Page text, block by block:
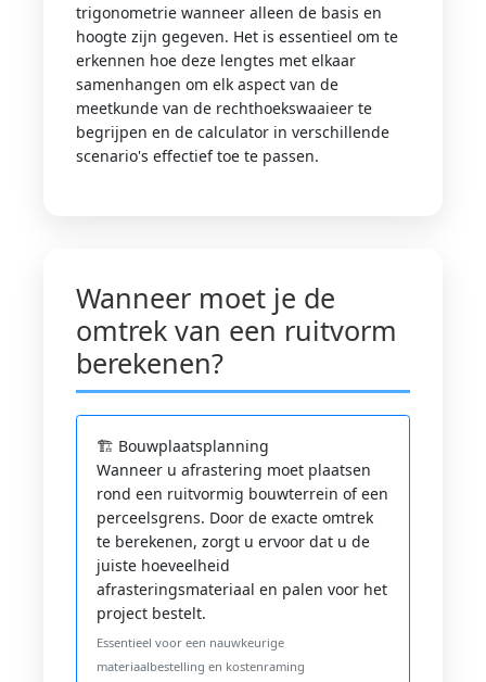
trigonometrie wanneer alleen de basis en
hoogte zijn gegeven. Het is essentieel om te
erkennen hoe deze lengtes met elkaar
samenhangen om elk aspect van de
meetkunde van de rechthoekswaaieer te
begrijpen en de calculator in verschillende
scenario's effectief toe te passen.
Wanneer moet je de
omtrek van een ruitvorm
berekenen?
🏗️ Bouwplaatsplanning
Wanneer u afrastering moet plaatsen
rond een ruitvormig bouwterrein of een
perceelsgrens. Door de exacte omtrek
te berekenen, zorgt u ervoor dat u de
juiste hoeveelheid
afrasteringsmateriaal en palen voor het
project bestelt.
Essentieel voor een nauwkeurige
materiaalbestelling en kostenraming